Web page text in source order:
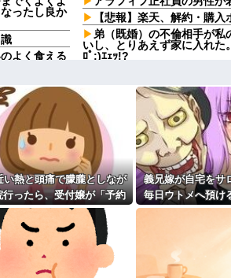
ったし良か
よく食える
見返して
ーす」俺
俺「だっ
に東大卒」
い
600万再生
w w w
団子食べな
年後、その
【悲報】楽天、解約・購
弟（既婚）の不倫相手が私
いし、とりあえず家に入れ
ﾛﾟ;)ｴｪｯ!?
電車内で好きな子がバレ
「人を好きになって何が悪
カッコ良すぎだろ
管理入院を1ヶ月すること
りることになったが、私に
これは普通なの？
女を作って家を出たコトメ
→近所のお店に本当に放火
で遊んで暮らしてる
妹の元彼がDVモラハラ男だ
旦那を亡くして８年。介護
行け」とコトメがうるさい
ないでくれる！
お前ら『ペルチェ素子の
い熱と頭痛で朦朧としなが
行ったら、受付嬢が「予約
人は診ません」と拒否され
クシーを呼ぶための電話も
貸してくれず...
義兄嫁が自宅をサ
毎日ウトメへ預け
後、そのツケが
て…